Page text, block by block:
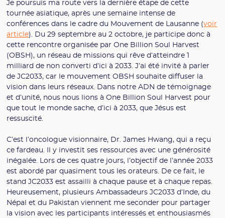
Je poursuis ma route vers la dernière étape de cette
tournée asiatique, après une semaine intense de
conférences dans le cadre du Mouvement de Lausanne (voir
article). Du 29 septembre au 2 octobre, je participe donc à
cette rencontre organisée par One Billion Soul Harvest
(OBSH), un réseau de missions qui rêve d’atteindre 1
milliard de non converti d’ici à 2033. J’ai été invité à parler
de JC2033, car le mouvement OBSH souhaite diffuser la
vision dans leurs réseaux. Dans notre ADN de témoignage
et d’unité, nous nous lions à One Billion Soul Harvest pour
que tout le monde sache, d’ici à 2033, que Jésus est
ressuscité.
C’est l’oncologue visionnaire, Dr. James Hwang, qui a reçu
ce fardeau. Il y investit ses ressources avec une générosité
inégalée. Lors de ces quatre jours, l’objectif de l’année 2033
est abordé par quasiment tous les orateurs. De ce fait, le
stand JC2033 est assailli à chaque pause et à chaque repas.
Heureusement, plusieurs Ambassadeurs JC2033 d’Inde, du
Népal et du Pakistan viennent me seconder pour partager
la vision avec les participants intéressés et enthousiasmés